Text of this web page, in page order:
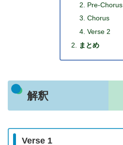
Pre-Chorus
Chorus
Verse 2
まとめ
解釈
Verse 1